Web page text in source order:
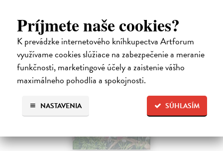
Príjmete naše cookies?
K prevádzke internetového kníhkupectva Artforum
využívame cookies slúžiace na zabezpečenie a meranie
funkčnosti, marketingové účely a zaistenie vášho
maximálneho pohodlia a spokojnosti.
SÚHLASÍM
NASTAVENIA
na sklade